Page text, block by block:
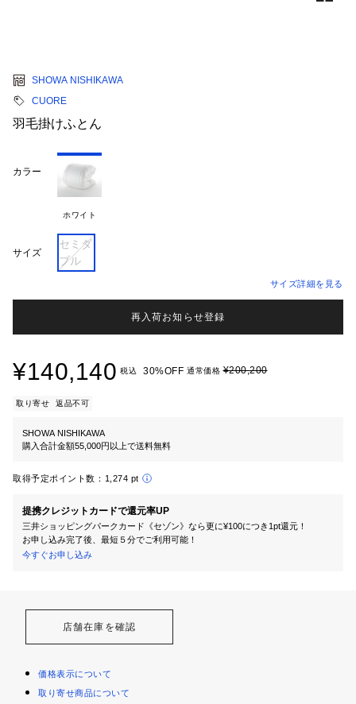
SHOWA NISHIKAWA
CUORE
羽毛掛けふとん
カラー
ホワイト
サイズ
セミダ
ブル
サイズ詳細を見る
再入荷お知らせ登録
¥140,140 税込 30%OFF 通常価格¥200,200
取り寄せ 返品不可
SHOWA NISHIKAWA
購入合計金額55,000円以上で送料無料
取得予定ポイント数： 1,274 pt
提携クレジットカードで還元率UP
三井ショッピングパークカード《セゾン》なら更に¥100につき1pt還元！
お申し込み完了後、最短５分でご利用可能！
今すぐお申し込み
店舗在庫を確認
価格表示について
取り寄せ商品について